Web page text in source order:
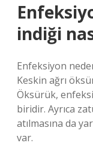
indiği
Enfeksiyon
Keskin ağrı
Öksürük,
biridir. Ayrıca
atılmasına da
var.